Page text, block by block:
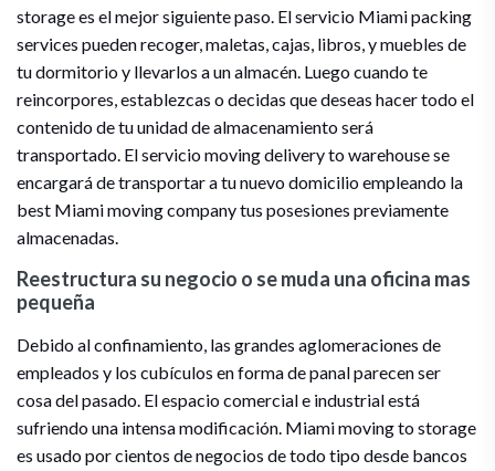
storage es el mejor siguiente paso. El servicio Miami packing
services pueden recoger, maletas, cajas, libros, y muebles de
tu dormitorio y llevarlos a un almacén. Luego cuando te
reincorpores, establezcas o decidas que deseas hacer todo el
contenido de tu unidad de almacenamiento será
transportado. El servicio moving delivery to warehouse se
encargará de transportar a tu nuevo domicilio empleando la
best Miami moving company tus posesiones previamente
almacenadas.
Reestructura su negocio o se muda una oficina mas
pequeña
Debido al confinamiento, las grandes aglomeraciones de
empleados y los cubículos en forma de panal parecen ser
cosa del pasado. El espacio comercial e industrial está
sufriendo una intensa modificación. Miami moving to storage
es usado por cientos de negocios de todo tipo desde bancos